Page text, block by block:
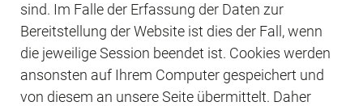
sind. Im Falle der Erfassung der Daten zur
Bereitstellung der Website ist dies der Fall, wenn
die jeweilige Session beendet ist. Cookies werden
ansonsten auf Ihrem Computer gespeichert und
von diesem an unsere Seite übermittelt. Daher